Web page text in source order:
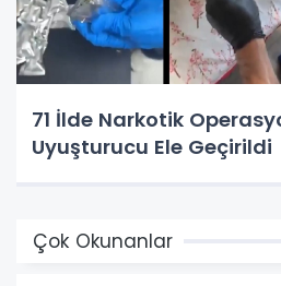
71 İlde Narkotik
Uyuşturucu Ele Geçirildi
Çok Okunanlar